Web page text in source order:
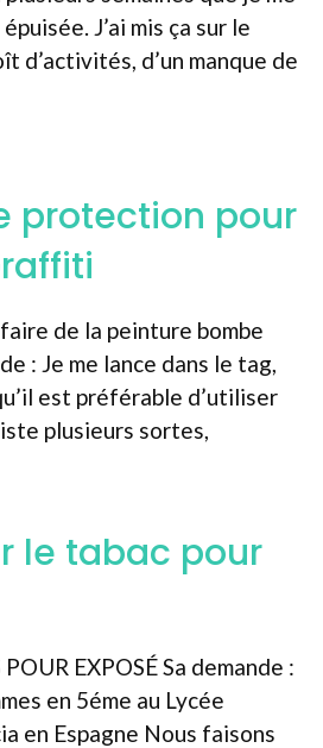
J’ai mis ça sur le
d’activités, d’un manque de
protection pour
de la peinture bombe
: Je me lance dans le tag,
est préférable d’utiliser
plusieurs sortes,
le tabac pour
EXPOSÉ Sa demande :
en 5éme au Lycée
en Espagne Nous faisons